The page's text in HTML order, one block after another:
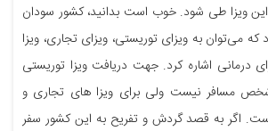
این ویزا طی شود. خوب است بدانید، کشور سودان
که می‌توان به ویزای توریستی، ویزای تجاری، ویزا
درمانی اشاره کرد. جهت دریافت ویزا توریستی
مسافر نیست ولی برای ویزا های تجاری و
اگر به قصد گردش و تفریح به این کشور سفر